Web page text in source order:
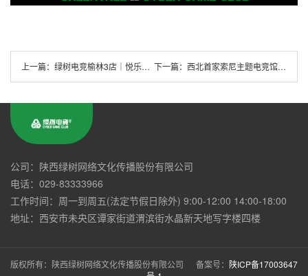
上一篇： 绿树电竞榆林3店｜悦乐广场店正式开业~ 下一篇： 西北首家索尼主题电竞馆——绿树电竞(唐延路T11店)耀世而来~
公司：陕西绿树网络文化传播股份有限公司
电话：029-83333966
工作时间：周一到周五(法定节假日除外) 9:00-12:00 14:00-18:00
地址：西安市未央区谭家街道渭滨街水晶新天地写字楼四楼
版权所有：陕西绿树网络文化传播股份有限公司 备案号： 陕ICP备17003647